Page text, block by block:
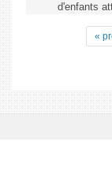
d'enfants
«